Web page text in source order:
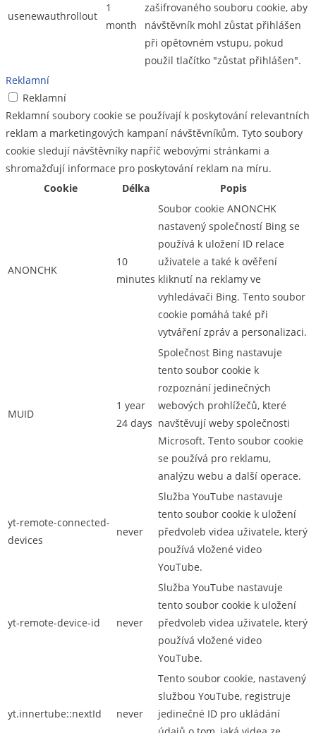
usenewauthrollout
1
month
zašifrovaného souboru cookie, aby
návštěvník mohl zůstat přihlášen
při opětovném vstupu, pokud
použil tlačítko "zůstat přihlášen".
Reklamní
Reklamní
Reklamní soubory cookie se používají k poskytování relevantních
reklam a marketingových kampaní návštěvníkům. Tyto soubory
cookie sledují návštěvníky napříč webovými stránkami a
shromažďují informace pro poskytování reklam na míru.
Cookie
Délka Popis
ANONCHK
10
minutes
Soubor cookie ANONCHK
nastavený společností Bing se
používá k uložení ID relace
uživatele a také k ověření
kliknutí na reklamy ve
vyhledávači Bing. Tento soubor
cookie pomáhá také při
vytváření zpráv a personalizaci.
MUID
1 year
24 days
Společnost Bing nastavuje
tento soubor cookie k
rozpoznání jedinečných
webových prohlížečů, které
navštěvují weby společnosti
Microsoft. Tento soubor cookie
se používá pro reklamu,
analýzu webu a další operace.
yt-remote-connected-
devices
never
Služba YouTube nastavuje
tento soubor cookie k uložení
předvoleb videa uživatele, který
používá vložené video
YouTube.
yt-remote-device-id never
Služba YouTube nastavuje
tento soubor cookie k uložení
předvoleb videa uživatele, který
používá vložené video
YouTube.
yt.innertube::nextId never
Tento soubor cookie, nastavený
službou YouTube, registruje
jedinečné ID pro ukládání